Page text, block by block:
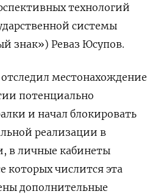
технологий
системы
знак») Реваз Юсупов.
местонахождение
потенциально
и начал блокировать
реализации в
в личные кабинеты
которых числится эта
дополнительные